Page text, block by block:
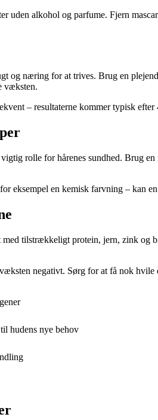
alkohol og parfume. Fjern
og næring for at trives. Brug en
væksten.
– resultaterne kommer typisk
rolle for hårenes sundhed. Brug
eksempel en kemisk farvning – kan
tilstrækkeligt protein, jern, zink
negativt. Sørg for at få nok
hudens nye behov